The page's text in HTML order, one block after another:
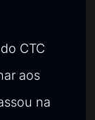
CTC
aos
na